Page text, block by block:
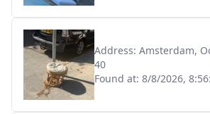
Address: Amsterdam,
40
Found at: 8/8/2026,